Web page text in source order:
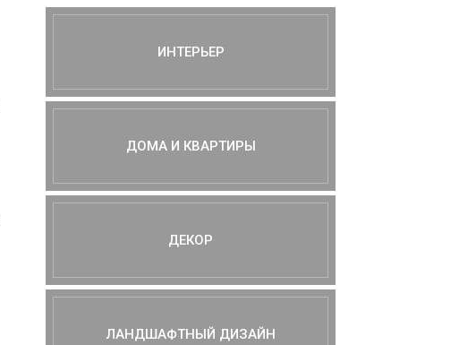
ИНТЕРЬЕР
ДОМА И КВАРТИРЫ
ДЕКОР
ЛАНДШАФТНЫЙ ДИЗАЙН